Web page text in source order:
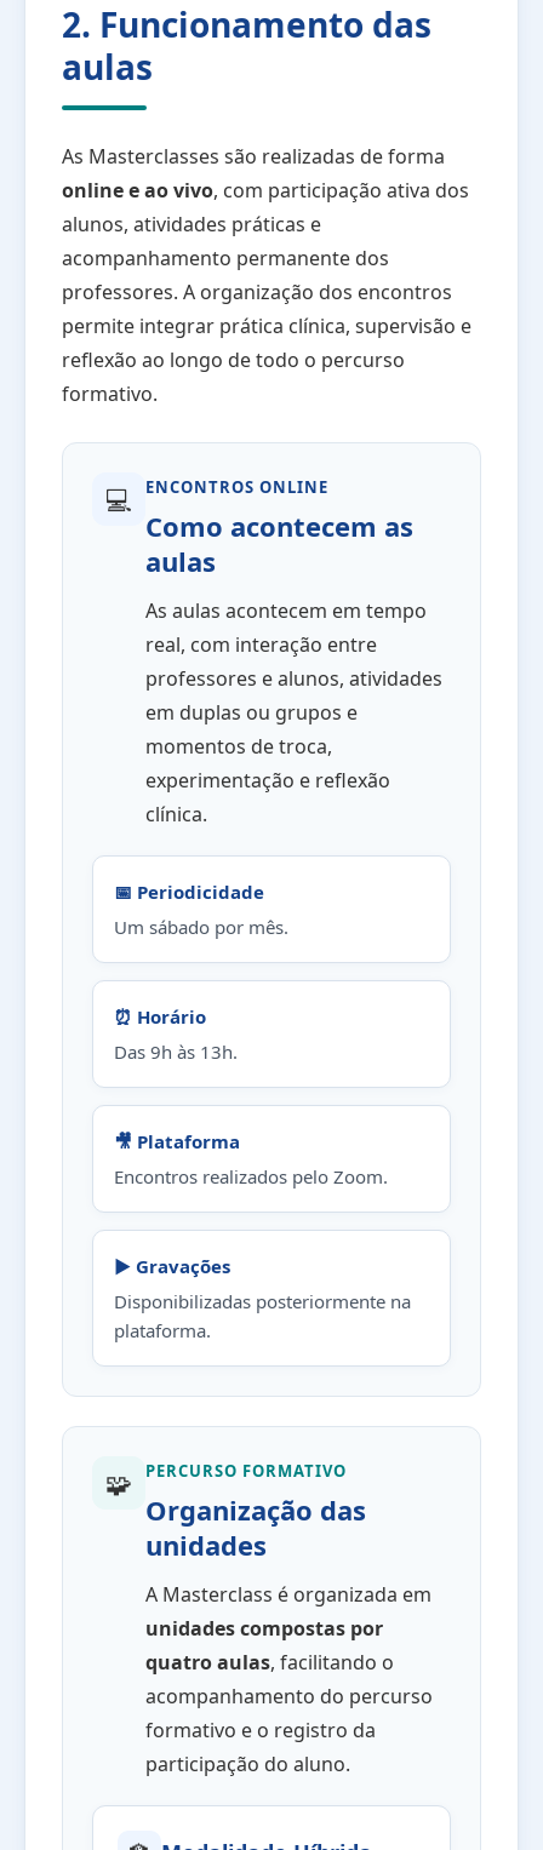
2. Funcionamento das
aulas
As Masterclasses são realizadas de forma
online e ao vivo, com participação ativa dos
alunos, atividades práticas e
acompanhamento permanente dos
professores. A organização dos encontros
permite integrar prática clínica, supervisão e
reflexão ao longo de todo o percurso
formativo.
💻 ENCONTROS ONLINE
Como acontecem as
aulas
As aulas acontecem em tempo
real, com interação entre
professores e alunos, atividades
em duplas ou grupos e
momentos de troca,
experimentação e reflexão
clínica.
📅 Periodicidade
Um sábado por mês.
⏰ Horário
Das 9h às 13h.
🎥 Plataforma
Encontros realizados pelo Zoom.
▶️ Gravações
Disponibilizadas posteriormente na
plataforma.
🧩 PERCURSO FORMATIVO
Organização das
unidades
A Masterclass é organizada em
unidades compostas por
quatro aulas, facilitando o
acompanhamento do percurso
formativo e o registro da
participação do aluno.